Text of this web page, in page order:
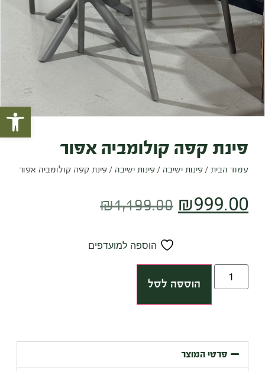
פתח
פינת קפה קולומביה אפור
עמוד הבית / פינות ישיבה / פינות ישיבה / פינת קפה קולומביה אפור
₪1,199.00 ₪999.00
הוספה למועדפים
הוספה לסל
פרטי המוצר